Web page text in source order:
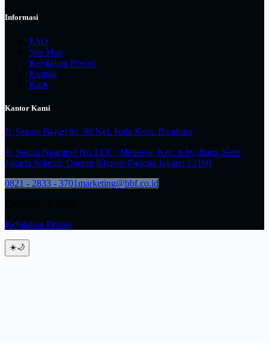
Informasi
FAQ
Site Map
Kebijakan Privasi
Kontak
Karir
Kantor Kami
Jl. Sersan Bajuri no. 98 Kel. Isola Kota. Bandung
Jl. Sunan Ngampel No.133C, Melawai, Kec. Kby. Baru, Kota
Jakarta Selatan, Daerah Khusus Ibukota Jakarta 12160
0821 - 2833 - 3701marketing@bbf.co.id
Kebijakan Privasi
☀️🌙